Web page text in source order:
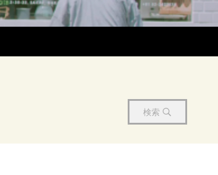
検索